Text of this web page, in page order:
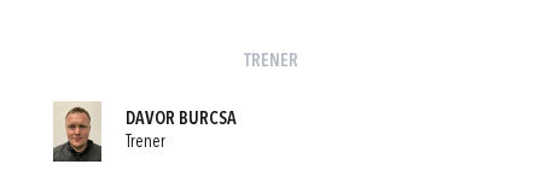
TRENER
DAVOR BURCSA
Trener